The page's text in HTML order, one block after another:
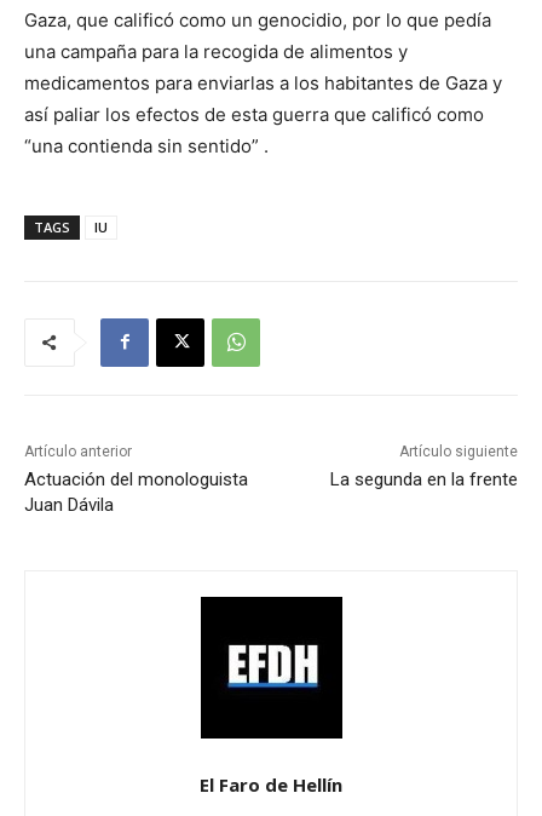
Gaza, que calificó como un genocidio, por lo que pedía
una campaña para la recogida de alimentos y
medicamentos para enviarlas a los habitantes de Gaza y
así paliar los efectos de esta guerra que calificó como
“una contienda sin sentido” .
TAGS IU
Artículo anterior
Actuación del monologuista
Juan Dávila
Artículo siguiente
La segunda en la frente
El Faro de Hellín